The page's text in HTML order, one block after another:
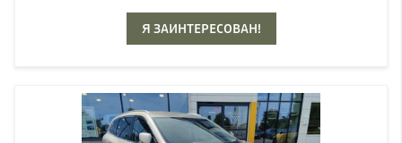
Я ЗАИНТЕРЕСОВАН!